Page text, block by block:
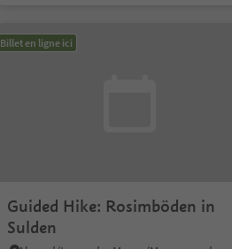
Billet en ligne ici
Guided Hike: Rosimböden in
Sulden